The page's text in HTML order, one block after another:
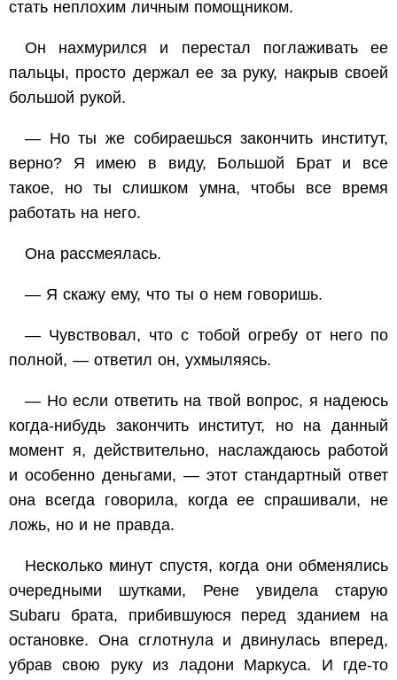
стать неплохим личным помощником.
Он нахмурился и перестал поглаживать ее
пальцы, просто держал ее за руку, накрыв своей
большой рукой.
— Но ты же собираешься закончить институт,
верно? Я имею в виду, Большой Брат и все
такое, но ты слишком умна, чтобы все время
работать на него.
Она рассмеялась.
— Я скажу ему, что ты о нем говоришь.
— Чувствовал, что с тобой огребу от него по
полной, — ответил он, ухмыляясь.
— Но если ответить на твой вопрос, я надеюсь
когда-нибудь закончить институт, но на данный
момент я, действительно, наслаждаюсь работой
и особенно деньгами, — этот стандартный ответ
она всегда говорила, когда ее спрашивали, не
ложь, но и не правда.
Несколько минут спустя, когда они обменялись
очередными шутками, Рене увидела старую
Subaru брата, прибившуюся перед зданием на
остановке. Она сглотнула и двинулась вперед,
убрав свою руку из ладони Маркуса. И где-то